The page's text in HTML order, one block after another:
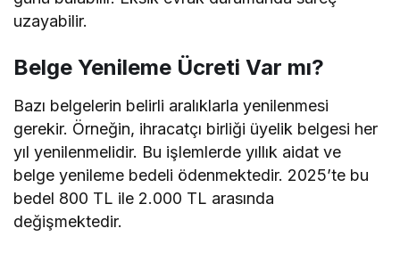
uzayabilir.
Belge Yenileme Ücreti Var mı?
Bazı belgelerin belirli aralıklarla yenilenmesi
gerekir. Örneğin, ihracatçı birliği üyelik belgesi her
yıl yenilenmelidir. Bu işlemlerde yıllık aidat ve
belge yenileme bedeli ödenmektedir. 2025’te bu
bedel 800 TL ile 2.000 TL arasında
değişmektedir.